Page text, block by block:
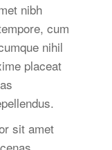
nibh
cum
nihil
placeat
sit amet